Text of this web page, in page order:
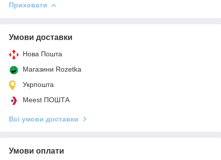
Приховати
Умови доставки
Нова Пошта
Магазини Rozetka
Укрпошта
Meest ПОШТА
Всі умови доставки
Умови оплати